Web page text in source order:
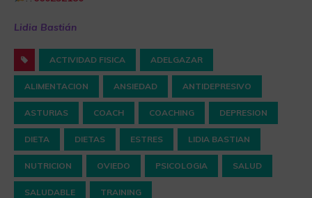
Lidia Bastián
ACTIVIDAD FISICA ADELGAZAR
ALIMENTACION ANSIEDAD ANTIDEPRESIVO
ASTURIAS COACH COACHING DEPRESION
DIETA DIETAS ESTRES LIDIA BASTIAN
NUTRICION OVIEDO PSICOLOGIA SALUD
SALUDABLE TRAINING